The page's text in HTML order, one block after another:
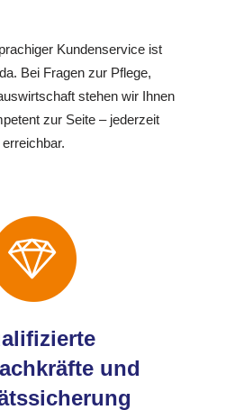
Kundenservice ist
Bei Fragen zur Pflege,
stehen wir Ihnen
zur Seite – jederzeit
erreichbar.
und